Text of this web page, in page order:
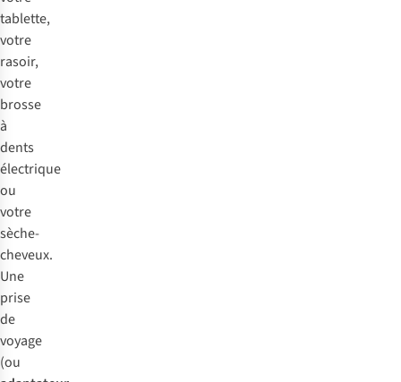
tablette,
votre
rasoir,
votre
brosse
à
dents
électrique
ou
votre
sèche-
cheveux.
Une
prise
de
voyage
(ou